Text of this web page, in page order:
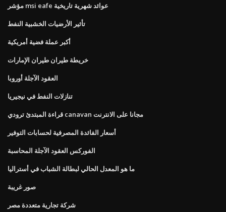
مؤشر msi eafe عوائد شهرية تاريخية
تأثير الأرضيات الخشبية النفط
أكبر عملة فضية أمريكية
خريطة طيران طيران الإمارات
العقود الآجلة أوروبا
تنازلات النفط في نيجيريا
قراءة المبتدئ ترودي canavan مجانا على الانترنت
أسعار الفائدة المصرفية لحسابات التوفير
الفوركس العقود الآجلة المحاسبة
ما هو المعدل الحالي لبطالة الشباب في أستراليا
صور غريبة
شركة تجارية متعددة مصر